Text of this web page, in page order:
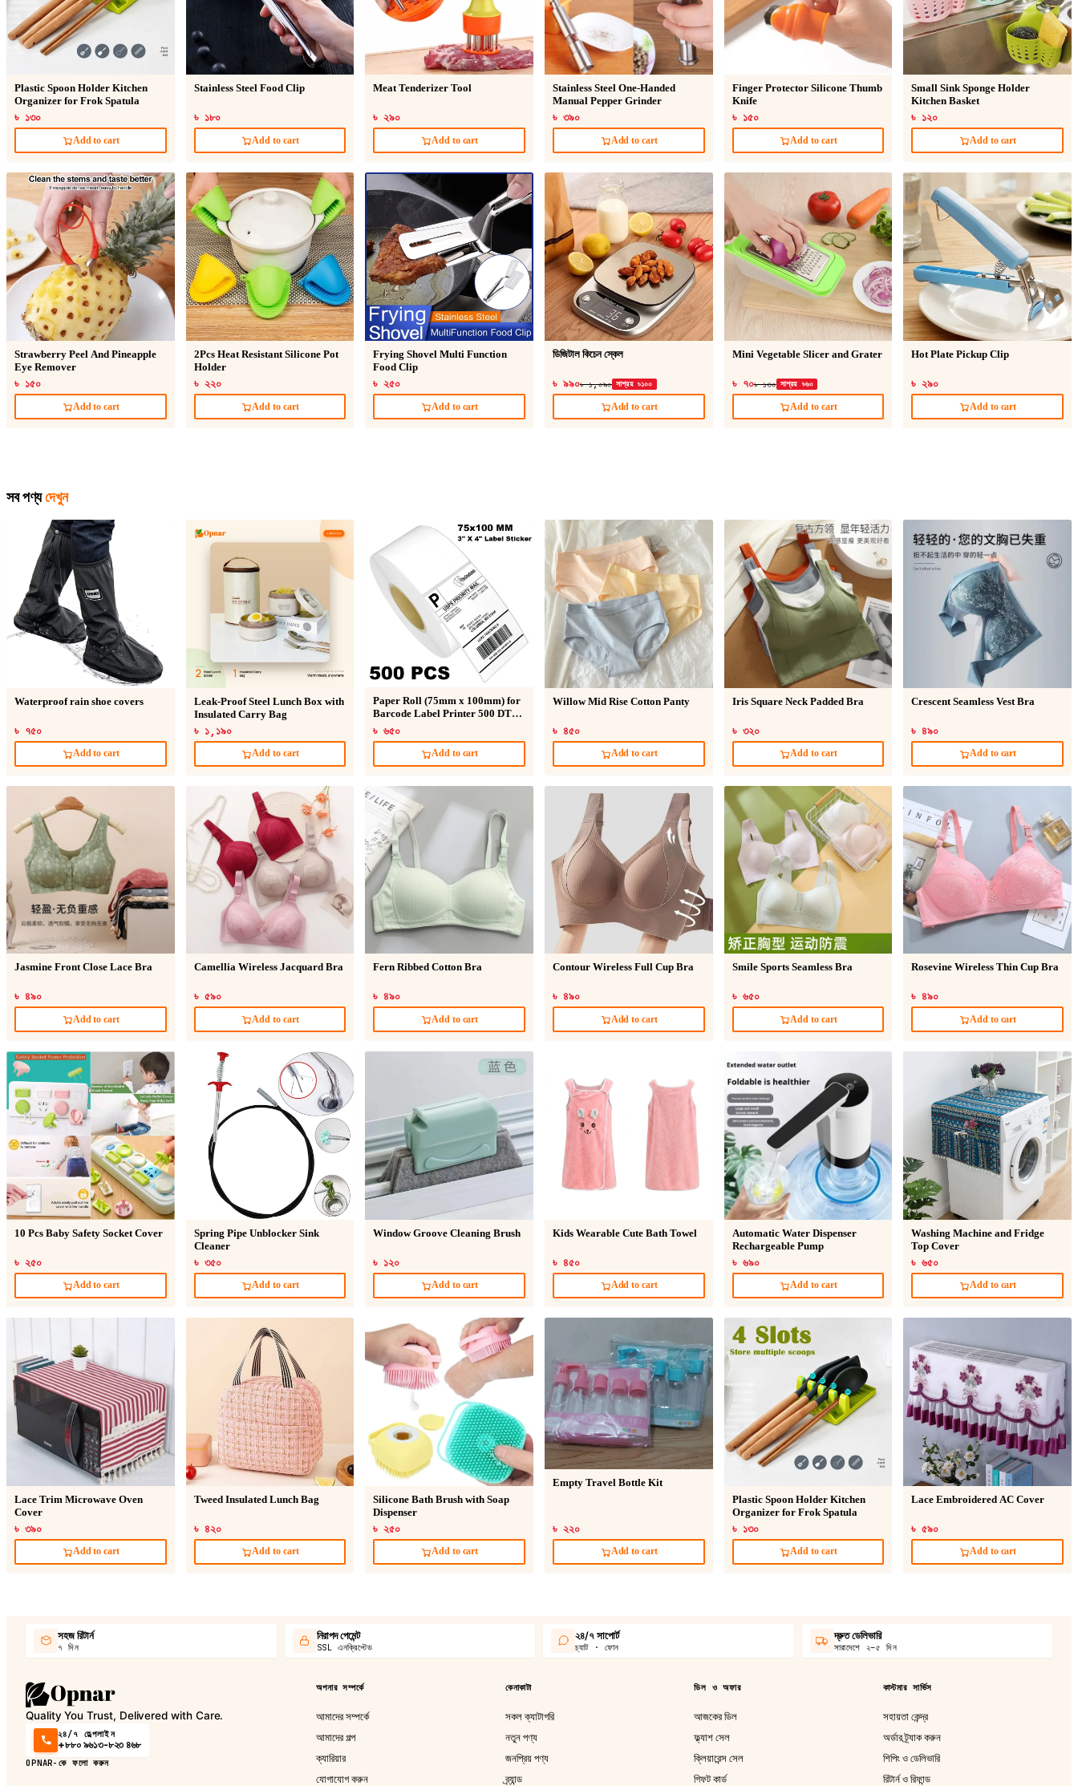
Plastic Spoon Holder Kitchen
Organizer for Frok Spatula
৳ ১৩০
Add to cart
Stainless Steel Food Clip
৳ ১৮০
Add to cart
Meat Tenderizer Tool
৳ ২৯০
Add to cart
Stainless Steel One-Handed
Manual Pepper Grinder
৳ ৩৯০
Add to cart
Finger Protector Silicone Thumb
Knife
৳ ১৫০
Add to cart
Small Sink Sponge Holder
Kitchen Basket
৳ ১২০
Add to cart
Strawberry Peel And Pineapple
Eye Remover
৳ ১৫০
Add to cart
2Pcs Heat Resistant Silicone Pot
Holder
৳ ২২০
Add to cart
Frying Shovel Multi Function
Food Clip
৳ ২৫০
Add to cart
ডিজিটাল কিচেন স্কেল
৳ ৯৯০৳ ১,০৯০ সাশ্রয় ৳১০০
Add to cart
Mini Vegetable Slicer and Grater
৳ ৭০৳ ১৩০ সাশ্রয় ৳৬০
Add to cart
Hot Plate Pickup Clip
৳ ২৯০
Add to cart
সব পণ্য দেখুন
Waterproof rain shoe covers
৳ ৭৫০
Add to cart
Leak-Proof Steel Lunch Box with
Insulated Carry Bag
৳ ১,১৯০
Add to cart
Paper Roll (75mm x 100mm) for
Barcode Label Printer 500 DT
Sticker
৳ ৬৫০
Add to cart
Willow Mid Rise Cotton Panty
৳ ৪৫০
Add to cart
Iris Square Neck Padded Bra
৳ ৩২০
Add to cart
Crescent Seamless Vest Bra
৳ ৪৯০
Add to cart
Jasmine Front Close Lace Bra
৳ ৪৯০
Add to cart
Camellia Wireless Jacquard Bra
৳ ৫৯০
Add to cart
Fern Ribbed Cotton Bra
৳ ৪৯০
Add to cart
Contour Wireless Full Cup Bra
৳ ৪৯০
Add to cart
Smile Sports Seamless Bra
৳ ৬৫০
Add to cart
Rosevine Wireless Thin Cup Bra
৳ ৪৯০
Add to cart
10 Pcs Baby Safety Socket Cover
৳ ২৫০
Add to cart
Spring Pipe Unblocker Sink
Cleaner
৳ ৩৫০
Add to cart
Window Groove Cleaning Brush
৳ ১২০
Add to cart
Kids Wearable Cute Bath Towel
৳ ৪৫০
Add to cart
Automatic Water Dispenser
Rechargeable Pump
৳ ৬৯০
Add to cart
Washing Machine and Fridge
Top Cover
৳ ৬৫০
Add to cart
Lace Trim Microwave Oven
Cover
৳ ৩৯০
Add to cart
Tweed Insulated Lunch Bag
৳ ৪২০
Add to cart
Silicone Bath Brush with Soap
Dispenser
৳ ২৫০
Add to cart
Empty Travel Bottle Kit
৳ ২২০
Add to cart
Plastic Spoon Holder Kitchen
Organizer for Frok Spatula
৳ ১৩০
Add to cart
Lace Embroidered AC Cover
৳ ৫৯০
Add to cart
সহজ রিটার্ন
৭ দিন
নিরাপদ পেমেন্ট
SSL এনক্রিপ্টেড
২৪/৭ সাপোর্ট
চ্যাট · ফোন
দ্রুত ডেলিভারি
সারাদেশে ২–৫ দিন
Quality You Trust, Delivered with Care.
২৪/৭ হেল্পলাইন
+৮৮০ ৯৬১৩-৮২৩ ৪৬৮
OPNAR-কে ফলো করুন
অপনার সম্পর্কে
আমাদের সম্পর্কে
আমাদের গল্প
ক্যারিয়ার
যোগাযোগ করুন
কেনাকাটা
সকল ক্যাটাগরি
নতুন পণ্য
জনপ্রিয় পণ্য
ব্র্যান্ড
ডিল ও অফার
আজকের ডিল
ফ্ল্যাশ সেল
ক্লিয়ারেন্স সেল
গিফট কার্ড
কাস্টমার সার্ভিস
সহায়তা কেন্দ্র
অর্ডার ট্র্যাক করুন
শিপিং ও ডেলিভারি
রিটার্ন ও রিফান্ড